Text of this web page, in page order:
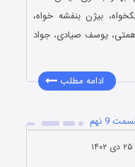
بیژن بنفشه خواه،
یوسف صیادی، جواد
ادامه مطلب
9 نهم
۲۵ دی ۱۴۰۲